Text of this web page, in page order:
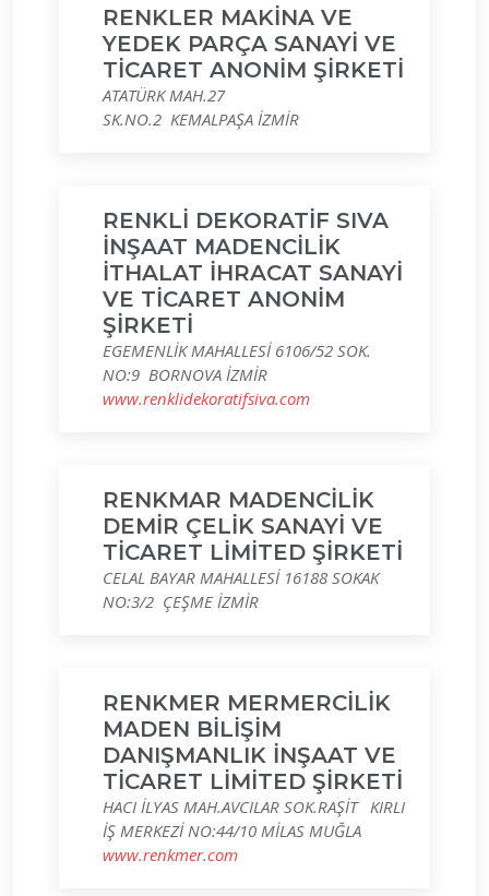
RENKLER MAKİNA VE
YEDEK PARÇA SANAYİ VE
TİCARET ANONİM ŞİRKETİ
ATATÜRK MAH.27
SK.NO.2 KEMALPAŞA İZMİR
RENKLİ DEKORATİF SIVA
İNŞAAT MADENCİLİK
İTHALAT İHRACAT SANAYİ
VE TİCARET ANONİM
ŞİRKETİ
EGEMENLİK MAHALLESİ 6106/52 SOK.
NO:9 BORNOVA İZMİR
www.renklidekoratifsiva.com
RENKMAR MADENCİLİK
DEMİR ÇELİK SANAYİ VE
TİCARET LİMİTED ŞİRKETİ
CELAL BAYAR MAHALLESİ 16188 SOKAK
NO:3/2 ÇEŞME İZMİR
RENKMER MERMERCİLİK
MADEN BİLİŞİM
DANIŞMANLIK İNŞAAT VE
TİCARET LİMİTED ŞİRKETİ
HACI İLYAS MAH.AVCILAR SOK.RAŞİT KIRLI
İŞ MERKEZİ NO:44/10 MİLAS MUĞLA
www.renkmer.com